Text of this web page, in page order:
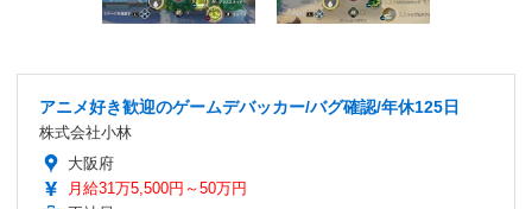
アニメ好き歓迎のゲームデバッカー/バグ確認/年休125日
株式会社小林
大阪府
月給31万5,500円～50万円